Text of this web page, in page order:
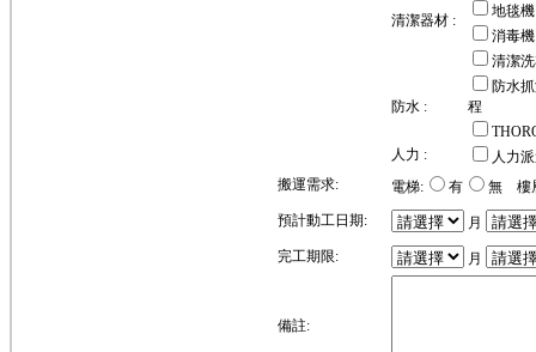
清潔器材 :
地毯機
消毒機
清潔
防水 :
防水
程
人力 :
人力
搬運需求:
電梯: 有
無 樓
預計動工日期:
月
完工期限:
月
備註: